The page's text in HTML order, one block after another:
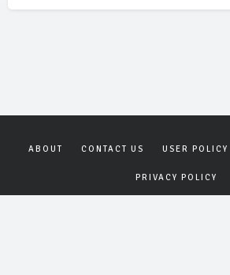
ABOUT CONTACT US USER POLICY
PRIVACY POLICY